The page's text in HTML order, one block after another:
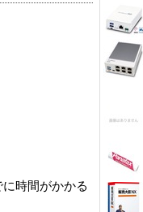
時間がかかる